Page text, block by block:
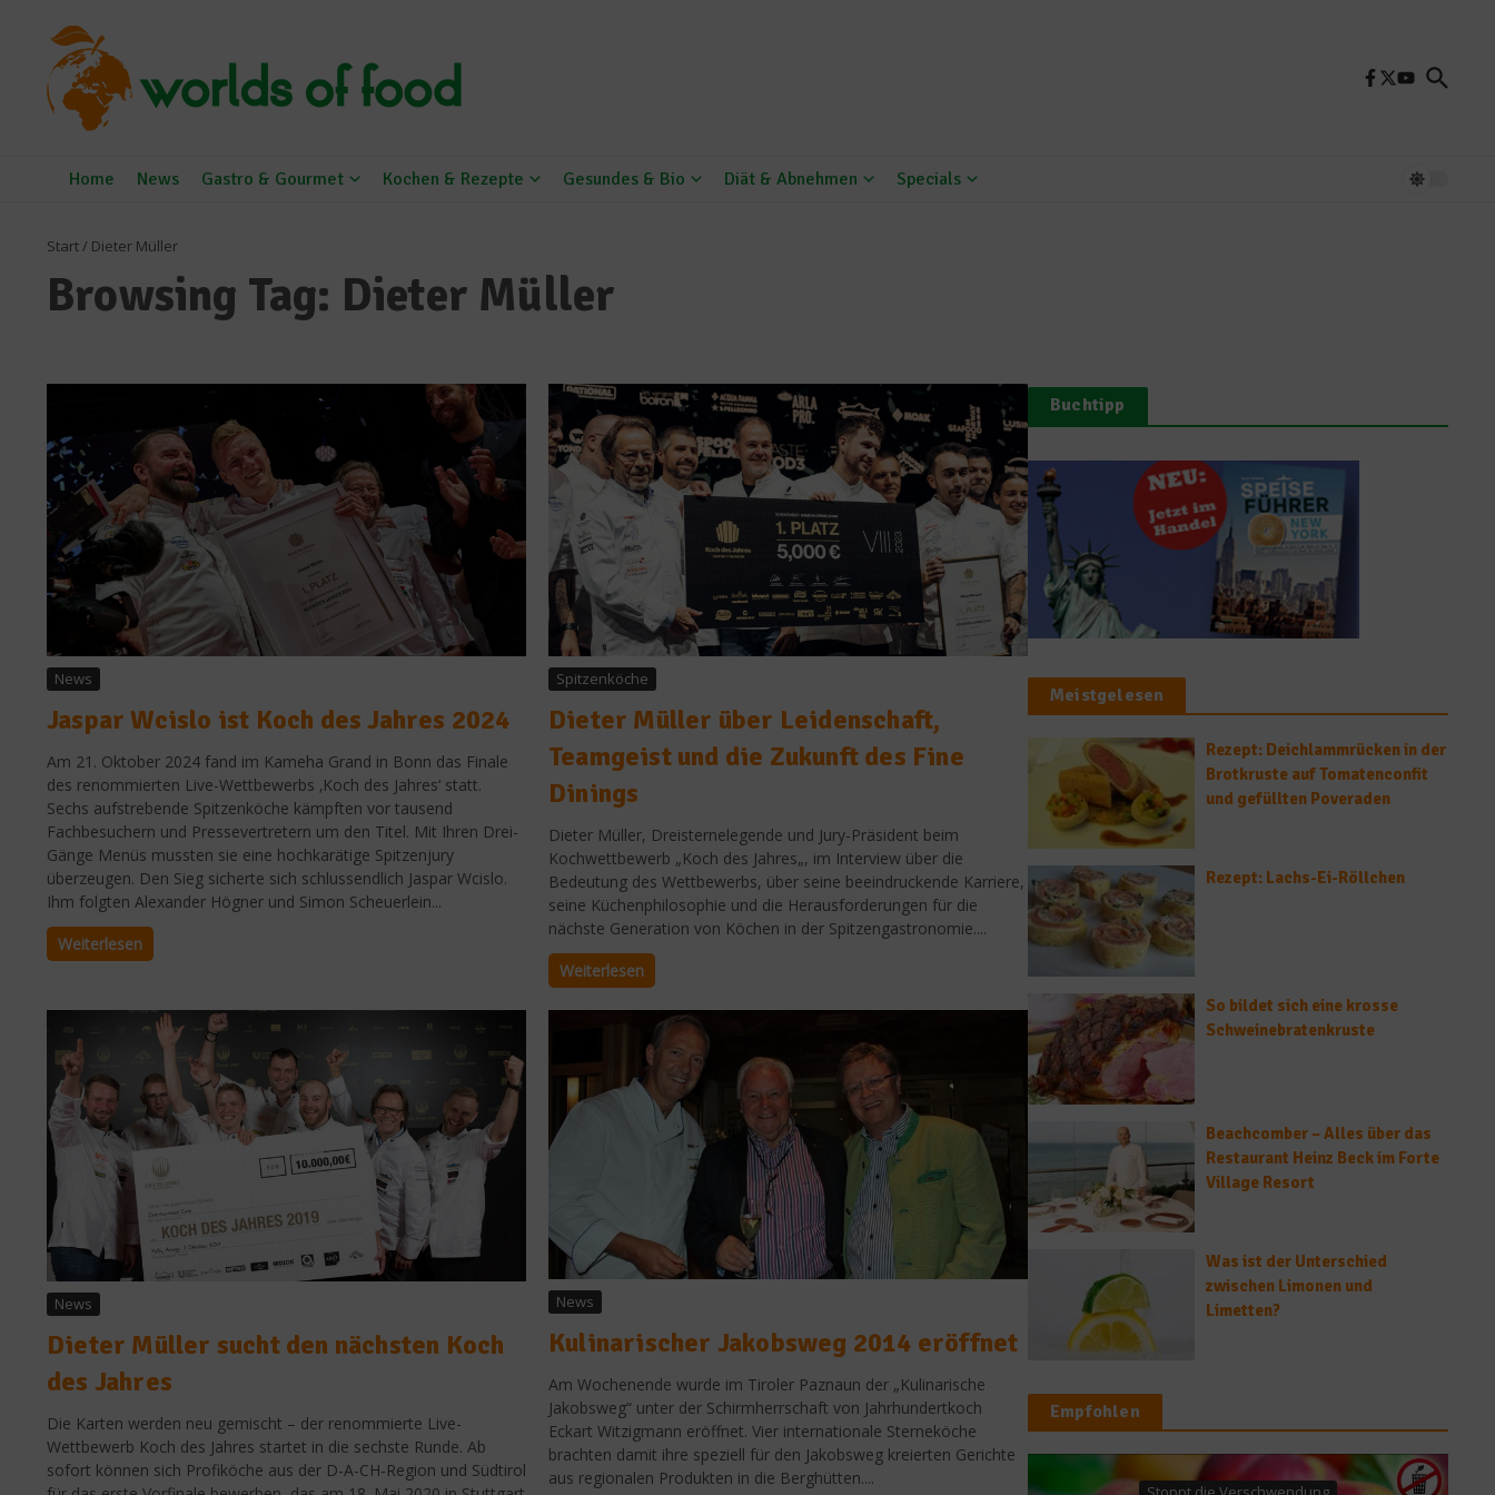
Home News Gastro & Gourmet Kochen & Rezepte Gesundes & Bio Diät & Abnehmen Specials
Start/ Dieter Müller
Browsing Tag: Dieter Müller
News
Jaspar Wcislo ist Koch des Jahres 2024
Am 21. Oktober 2024 fand im Kameha Grand in Bonn das Finale
des renommierten Live-Wettbewerbs ‚Koch des Jahres‘ statt.
Sechs aufstrebende Spitzenköche kämpften vor tausend
Fachbesuchern und Pressevertretern um den Titel. Mit Ihren Drei-
Gänge Menüs mussten sie eine hochkarätige Spitzenjury
überzeugen. Den Sieg sicherte sich schlussendlich Jaspar Wcislo.
Ihm folgten Alexander Högner und Simon Scheuerlein...
Weiterlesen
Spitzenköche
Dieter Müller über Leidenschaft,
Teamgeist und die Zukunft des Fine
Dinings
Dieter Müller, Dreisternelegende und Jury-Präsident beim
Kochwettbewerb „Koch des Jahres„, im Interview über die
Bedeutung des Wettbewerbs, über seine beeindruckende Karriere,
seine Küchenphilosophie und die Herausforderungen für die
nächste Generation von Köchen in der Spitzengastronomie....
Weiterlesen
News
Dieter Müller sucht den nächsten Koch
des Jahres
Die Karten werden neu gemischt – der renommierte Live-
Wettbewerb Koch des Jahres startet in die sechste Runde. Ab
sofort können sich Profiköche aus der D-A-CH-Region und Südtirol
News
Kulinarischer Jakobsweg 2014 eröffnet
Am Wochenende wurde im Tiroler Paznaun der „Kulinarische
Jakobsweg“ unter der Schirmherrschaft von Jahrhundertkoch
Eckart Witzigmann eröffnet. Vier internationale Sterneköche
brachten damit ihre speziell für den Jakobsweg kreierten Gerichte
aus regionalen Produkten in die Berghütten....
Buchtipp
Meistgelesen
Rezept: Deichlammrücken in der
Brotkruste auf Tomatenconfit
und gefüllten Poveraden
Rezept: Lachs-Ei-Röllchen
So bildet sich eine krosse
Schweinebratenkruste
Beachcomber – Alles über das
Restaurant Heinz Beck im Forte
Village Resort
Was ist der Unterschied
zwischen Limonen und
Limetten?
Empfohlen